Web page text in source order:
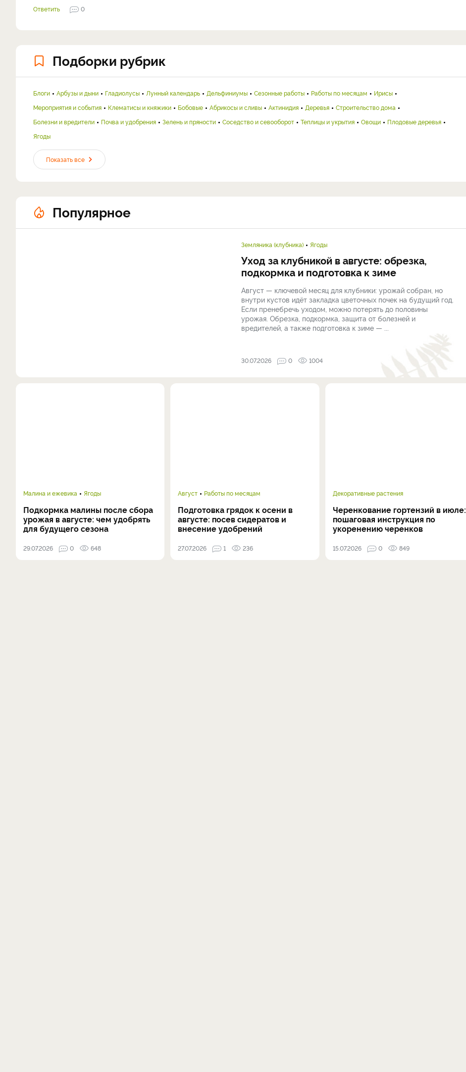
Ответить 0
Подборки рубрик
Блоги Арбузы и дыни Гладиолусы Лунный календарь Дельфиниумы Сезонные работы Работы по месяцам
Ирисы
Мероприятия и события
Клематисы и княжики Бобовые Абрикосы и сливы Актинидия Деревья
Строительство дома
Болезни и вредители
Почва и удобрения Зелень и пряности Соседство и севооборот Теплицы и укрытия Овощи
Плодовые деревья
Ягоды
Показать все
Популярное
Земляника (клубника) Ягоды
Уход за клубникой в августе: обрезка,
подкормка и подготовка к зиме
Август — ключевой месяц для клубники: урожай собран, но
внутри кустов идёт закладка цветочных почек на будущий год.
Если пренебречь уходом, можно потерять до половины
урожая. Обрезка, подкормка, защита от болезней и
вредителей, а также подготовка к зиме — ...
30.07.2026 0 1004
Малина и ежевика Ягоды
Подкормка малины после сбора
урожая в августе: чем удобрять
для будущего сезона
29.07.2026 0 648
Август Работы по месяцам
Подготовка грядок к осени в
августе: посев сидератов и
внесение удобрений
27.07.2026 1 236
Декоративные растения
Черенкование гортензий в июле:
пошаговая инструкция по
укоренению черенков
15.07.2026 0 849